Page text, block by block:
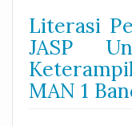
Literasi
JASP
MAN 1